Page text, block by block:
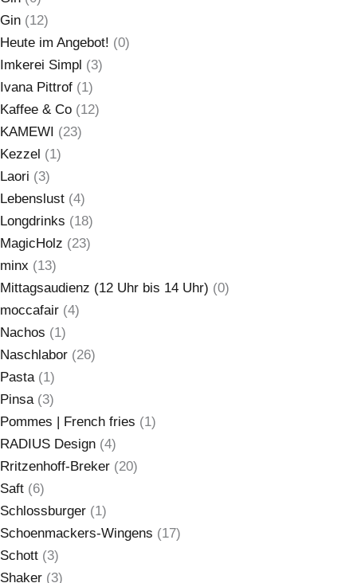
Gin (12)
Heute im Angebot! (0)
Imkerei Simpl (3)
Ivana Pittrof (1)
Kaffee & Co (12)
KAMEWI (23)
Kezzel (1)
Laori (3)
Lebenslust (4)
Longdrinks (18)
MagicHolz (23)
minx (13)
Mittagsaudienz (12 Uhr bis 14 Uhr) (0)
moccafair (4)
Nachos (1)
Naschlabor (26)
Pasta (1)
Pinsa (3)
Pommes | French fries (1)
RADIUS Design (4)
Rritzenhoff-Breker (20)
Saft (6)
Schlossburger (1)
Schoenmackers-Wingens (17)
Schott (3)
Shaker (3)